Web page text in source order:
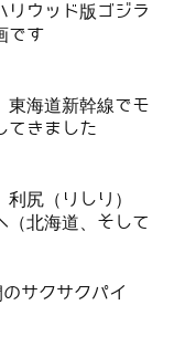
リウッド版ゴジラ
です
東海道新幹線でモ
てきました
尻（りしり）
（北海道、そして
サクサクパイ